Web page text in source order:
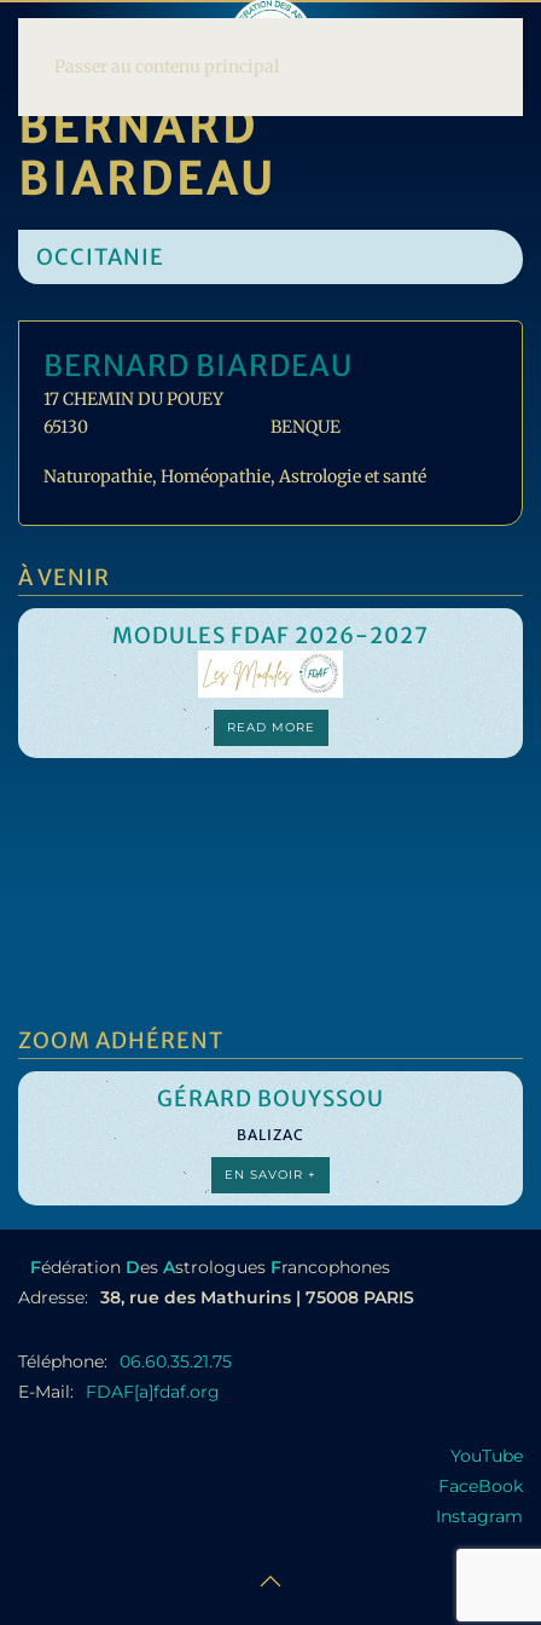
Passer au contenu principal
BERNARD
BIARDEAU
OCCITANIE
BERNARD BIARDEAU
17 CHEMIN DU POUEY
65130
BENQUE
Naturopathie, Homéopathie, Astrologie et santé
À VENIR
MODULES FDAF 2026-2027
READ MORE
ZOOM ADHÉRENT
GÉRARD BOUYSSOU
BALIZAC
EN SAVOIR +
Fédération Des Astrologues Francophones
Adresse:
38, rue des Mathurins | 75008 PARIS
Téléphone:
06.60.35.21.75
E-Mail:
FDAF[a]fdaf.org
YouTube
FaceBook
Instagram